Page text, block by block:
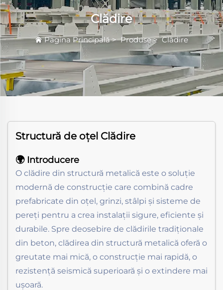
Clădire
Pagina Principală>Produse>Clădire
Structură de oțel Clădire
🌍 Introducere
O clădire din structură metalică este o soluție
modernă de construcție care combină cadre
prefabricate din oțel, grinzi, stâlpi și sisteme de
pereți pentru a crea instalații sigure, eficiente și
durabile. Spre deosebire de clădirile tradiționale
din beton, clădirea din structură metalică oferă o
greutate mai mică, o construcție mai rapidă, o
rezistență seismică superioară și o extindere mai
ușoară.